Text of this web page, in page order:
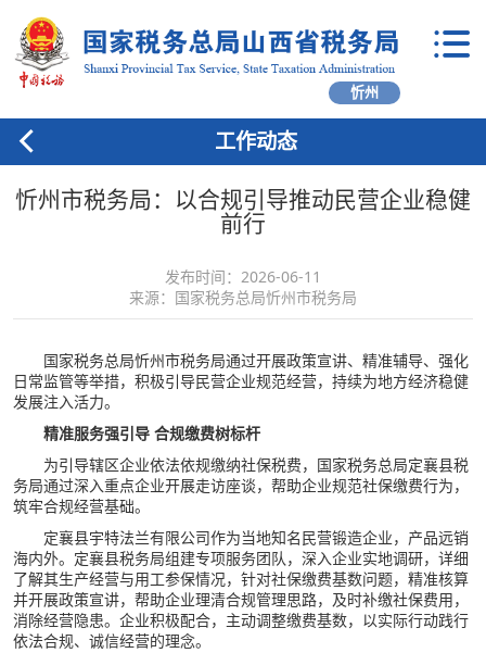
忻州
工作动态
忻州市税务局：以合规引导推动民营企业稳健
前行
发布时间：2026-06-11
来源：国家税务总局忻州市税务局
国家税务总局忻州市税务局通过开展政策宣讲、精准辅导、强化
日常监管等举措，积极引导民营企业规范经营，持续为地方经济稳健
发展注入活力。
精准服务强引导 合规缴费树标杆
为引导辖区企业依法依规缴纳社保税费，国家税务总局定襄县税
务局通过深入重点企业开展走访座谈，帮助企业规范社保缴费行为，
筑牢合规经营基础。
定襄县宇特法兰有限公司作为当地知名民营锻造企业，产品远销
海内外。定襄县税务局组建专项服务团队，深入企业实地调研，详细
了解其生产经营与用工参保情况，针对社保缴费基数问题，精准核算
并开展政策宣讲，帮助企业理清合规管理思路，及时补缴社保费用，
消除经营隐患。企业积极配合，主动调整缴费基数，以实际行动践行
依法合规、诚信经营的理念。